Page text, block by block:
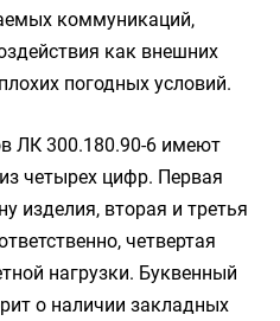
коммуникаций,
как внешних
погодных условий.
ЛК 300.180.90-6 имеют
четырех цифр. Первая
изделия, вторая и третья
четвертая
нагрузки. Буквенный
о наличии закладных